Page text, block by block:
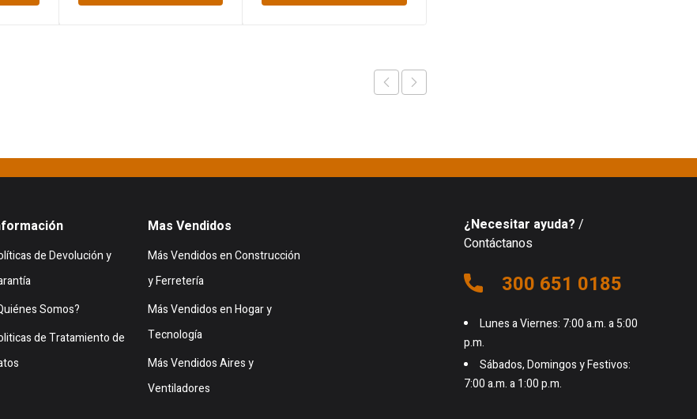
de Devolución y
Somos?
de Tratamiento de
Mas Vendidos
Más Vendidos en Construcción
y Ferretería
Más Vendidos en Hogar y
Tecnología
Más Vendidos Aires y
Ventiladores
¿Necesitar ayuda? /
Contáctanos
300 651 0185
Lunes a Viernes: 7:00 a.m. a 5:00
p.m.
Sábados, Domingos y Festivos:
7:00 a.m. a 1:00 p.m.